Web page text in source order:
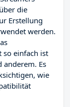
die
Erstellung
werden.
so einfach ist
anderem. Es
wie